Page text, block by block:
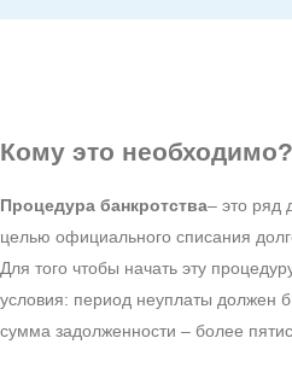
Кому это необходимо?
Процедура банкротства– это ряд
целью официального списания
Для того чтобы начать эту
условия: период неуплаты должен
сумма задолженности – более